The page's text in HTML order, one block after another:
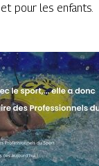
pour les enfants.